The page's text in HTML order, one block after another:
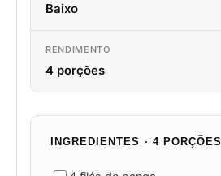
Baixo
RENDIMENTO
4 porções
INGREDIENTES · 4 PORÇÕES